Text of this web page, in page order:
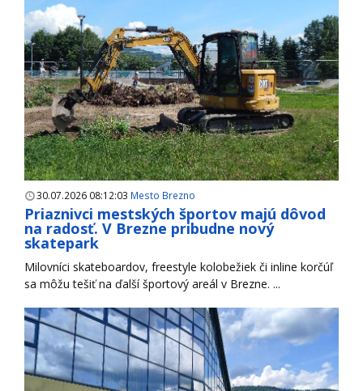
30.07.2026 08:12:03 Mesto Brezno
Priaznivci mestských športov majú dôvod
na radosť. V Brezne pribudne nový
skatepark
Milovníci skateboardov, freestyle kolobežiek či inline korčúľ
sa môžu tešiť na ďalší športový areál v Brezne. ...